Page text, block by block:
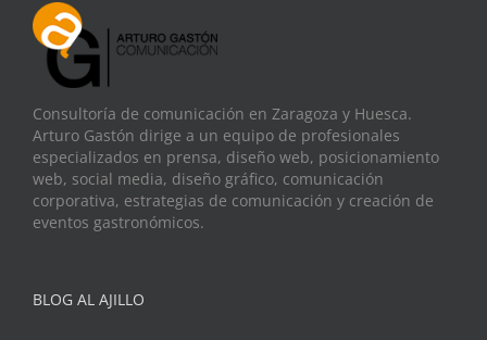
Consultoría de comunicación en Zaragoza y Huesca.
Arturo Gastón dirige a un equipo de profesionales
especializados en prensa, diseño web, posicionamiento
web, social media, diseño gráfico, comunicación
corporativa, estrategias de comunicación y creación de
eventos gastronómicos.
BLOG AL AJILLO